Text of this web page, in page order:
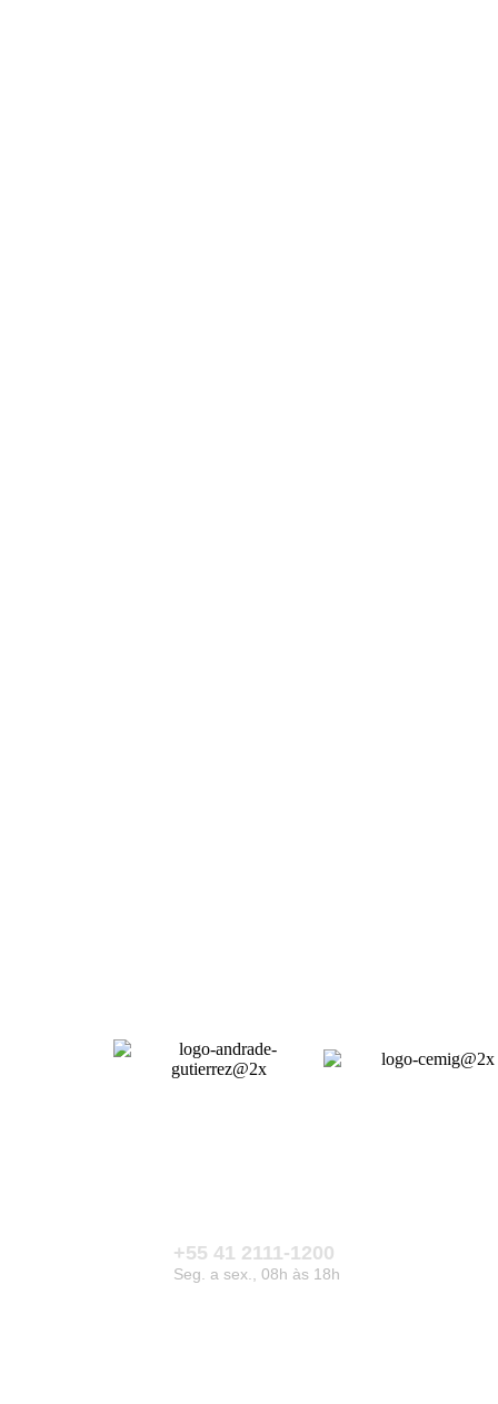
+55 41 2111-1200
Seg. a sex., 08h às 18h